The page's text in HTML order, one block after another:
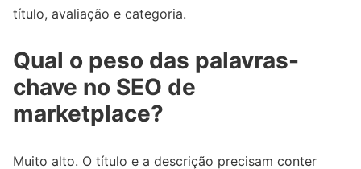
título, avaliação e categoria.
Qual o peso das palavras-
chave no SEO de
marketplace?
Muito alto. O título e a descrição precisam conter